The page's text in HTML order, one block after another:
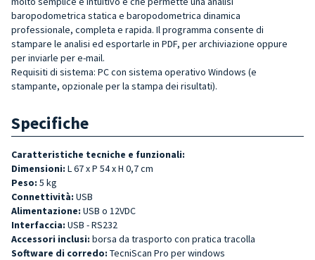
baropodometrica statica e baropodometrica dinamica
professionale, completa e rapida. Il programma consente di
stampare le analisi ed esportarle in PDF, per archiviazione oppure
per inviarle per e-mail.
Requisiti di sistema: PC con sistema operativo Windows (e
stampante, opzionale per la stampa dei risultati).
Specifiche
Caratteristiche tecniche e funzionali:
Dimensioni: L 67 x P 54 x H 0,7 cm
Peso: 5 kg
Connettività: USB
Alimentazione: USB o 12VDC
Interfaccia: USB - RS232
Accessori inclusi: borsa da trasporto con pratica tracolla
Software di corredo: TecniScan Pro per windows